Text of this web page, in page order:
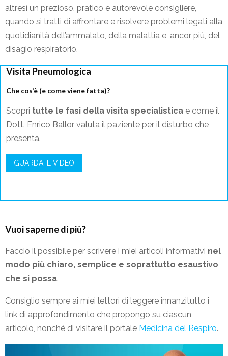
altresì un prezioso, pratico e autorevole consigliere,
quando si tratti di affrontare e risolvere problemi legati alla
quotidianità dell’ammalato, della malattia e, ancor più, del
disagio respiratorio.
Visita Pneumologica
Che cos’è (e come viene fatta)?
Scopri tutte le fasi della visita specialistica e come il
Dott. Enrico Ballor valuta il paziente per il disturbo che
presenta.
GUARDA IL VIDEO
Vuoi saperne di più?
Faccio il possibile per scrivere i miei articoli informativi nel
modo più chiaro, semplice e soprattutto esaustivo
che si possa.
Consiglio sempre ai miei lettori di leggere innanzitutto i
link di approfondimento che propongo su ciascun
articolo, nonché di visitare il portale Medicina del Respiro.